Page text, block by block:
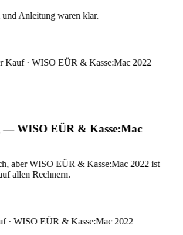
Anleitung waren klar.
Kauf · WISO EÜR & Kasse:Mac 2022
— WISO EÜR & Kasse:Mac
aber WISO EÜR & Kasse:Mac 2022 ist
allen Rechnern.
· WISO EÜR & Kasse:Mac 2022